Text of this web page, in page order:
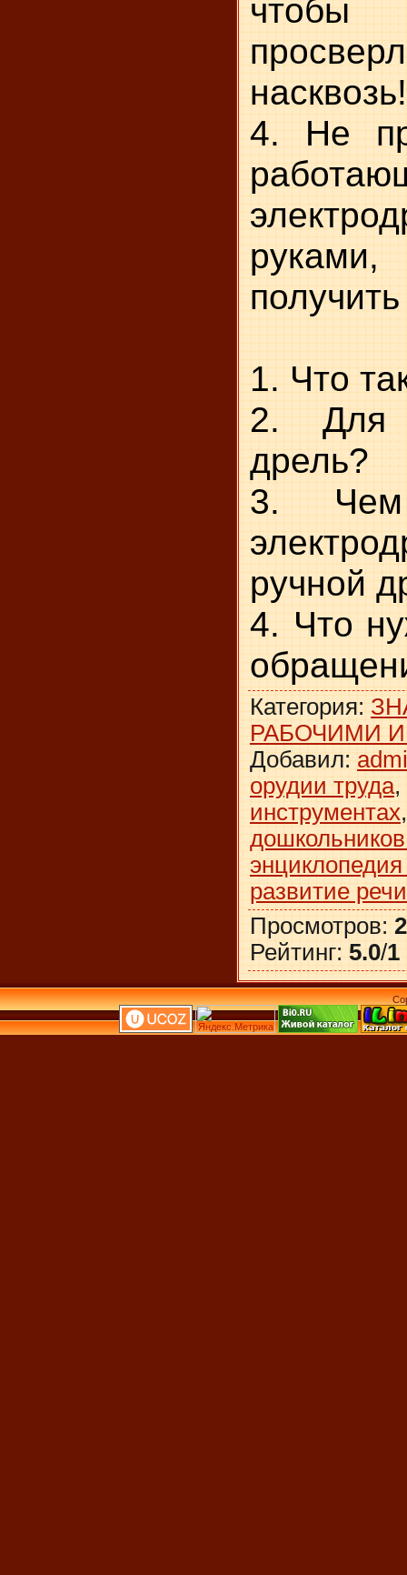
насквозь!
4. Не
1. Что
2. Для
дрель?
3. Чем
ручной
4. Что
Категория:
РАБОЧИМИ
Добавил:
орудии труда,
инструментах
развитие
Просмотров:
Рейтинг: 5.0/1